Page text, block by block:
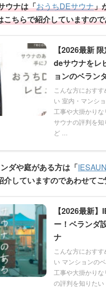
ウナは「おうちDEサウナ」
こちらで紹介していますの
【2026最新
deサウナをレ
ョンのベラン
こんな方におす
い 室内・マンシ
工事や大掛かり
サウナの評判を
ど ...
ダや庭がある方は「
していますのであわせてご
【2026最新
ー！ベランダ
ナ
こんな方におす
い マンションの
工事や大掛かり
の評判を知りた